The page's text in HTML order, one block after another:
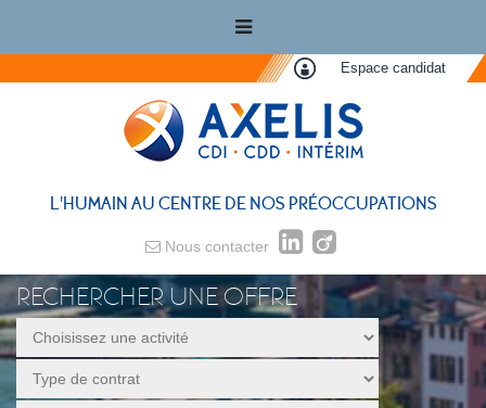
Espace candidat
L'HUMAIN AU CENTRE DE NOS PRÉOCCUPATIONS
Nous contacter
RECHERCHER UNE OFFRE